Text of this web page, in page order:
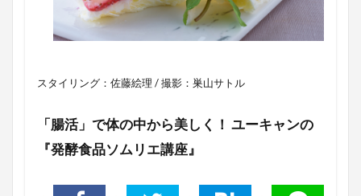
スタイリング：佐藤絵理 / 撮影：巣山サトル
「腸活」で体の中から美しく！ ユーキャンの
『発酵食品ソムリエ講座』